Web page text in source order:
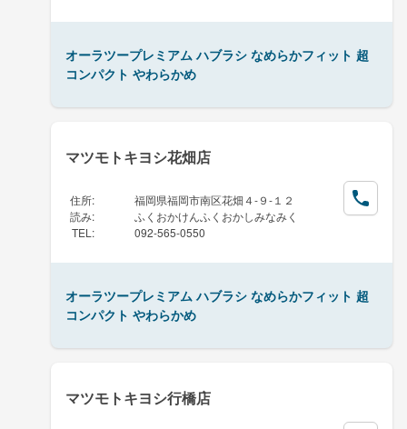
オーラツープレミアム ハブラシ なめらかフィット 超
コンパクト やわらかめ
マツモトキヨシ花畑店
住所:
福岡県福岡市南区花畑４-９-１２
読み:
ふくおかけんふくおかしみなみく
TEL : 092-565-0550
オーラツープレミアム ハブラシ なめらかフィット 超
コンパクト やわらかめ
マツモトキヨシ行橋店